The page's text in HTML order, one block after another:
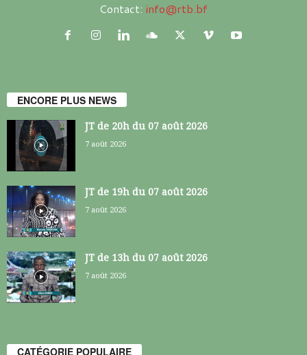
Contact: info@rtb.bf
ENCORE PLUS NEWS
JT de 20h du 07 août 2026
7 août 2026
JT de 19h du 07 août 2026
7 août 2026
JT de 13h du 07 août 2026
7 août 2026
CATÉGORIE POPULAIRE